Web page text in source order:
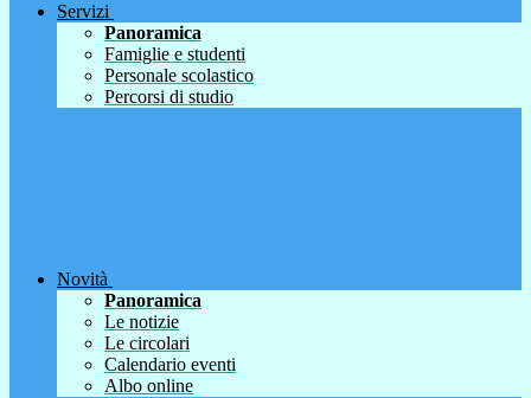
Servizi
Panoramica
Famiglie e studenti
Personale scolastico
Percorsi di studio
Novità
Panoramica
Le notizie
Le circolari
Calendario eventi
Albo online